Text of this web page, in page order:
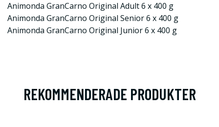
Animonda GranCarno Original Adult 6 x 400 g
Animonda GranCarno Original Senior 6 x 400 g
Animonda GranCarno Original Junior 6 x 400 g
REKOMMENDERADE PRODUKTER